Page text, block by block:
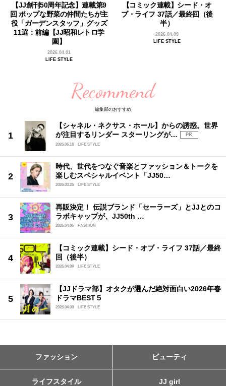
【JJ創刊50周年記念】連載第9
回 ポップな野菜の仲間たちが主
役「ガーデンスタッフ」グッズ
11選：前編【JJ昭和レトロ学
園】
2026.04.01
LIFE STYLE
【コミック連載】シード・オ
ブ・ライフ 37話／最終回（後
半）
2026.04.09
LIFE STYLE
Recommend
編集部のおすすめ
【シャネル・ネクサス・ホール】からの誘惑。世界
が注目するリンダー スターリングが…
PR
2026.06.18
LIFE STYLE
時代、世代をつなぐ音楽とファッション＆トークを
楽しむスペシャルイベント「JJ50…
2026.03.26 LIFE STYLE
再販決定！ 伝説ブランド「セーラーズ」とJJとのコ
ラボキャップが、JJ50th …
2026.04.06 FASHION
【コミック連載】シード・オブ・ライフ 37話／最終
回（後半）
2026.04.09 LIFE STYLE
【JJドラマ部】オタクが選んだ絶対面白い2026年春
ドラマBEST５
2026.04.09 LIFE STYLE
ファッション ビューティ
ライフスタイル JJ girl